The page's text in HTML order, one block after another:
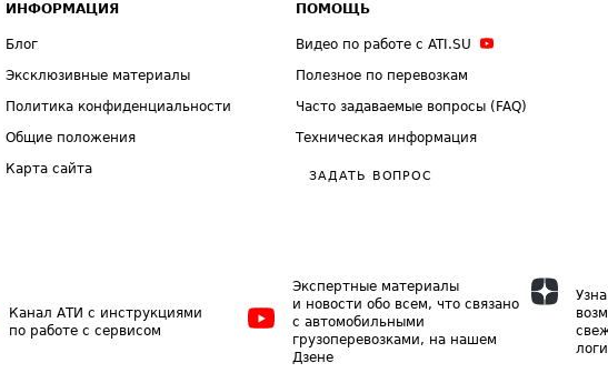
ИНФОРМАЦИЯ
Блог
Эксклюзивные материалы
Политика конфиденциальности
Общие положения
Карта сайта
ПОМОЩЬ
Видео по работе с ATI.SU
Полезное по перевозкам
Часто задаваемые вопросы (FAQ)
Техническая информация
ЗАДАТЬ ВОПРОС
Канал АТИ с инструкциями
по работе с сервисом
Экспертные материалы
и новости обо всем, что связано
с автомобильными
грузоперевозками, на нашем
Дзене